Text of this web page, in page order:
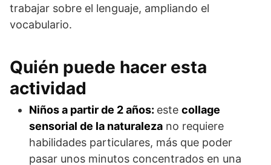
trabajar sobre el lenguaje, ampliando el
vocabulario.
Quién puede hacer esta
actividad
Niños a partir de 2 años: este collage
sensorial de la naturaleza no requiere
habilidades particulares, más que poder
pasar unos minutos concentrados en una